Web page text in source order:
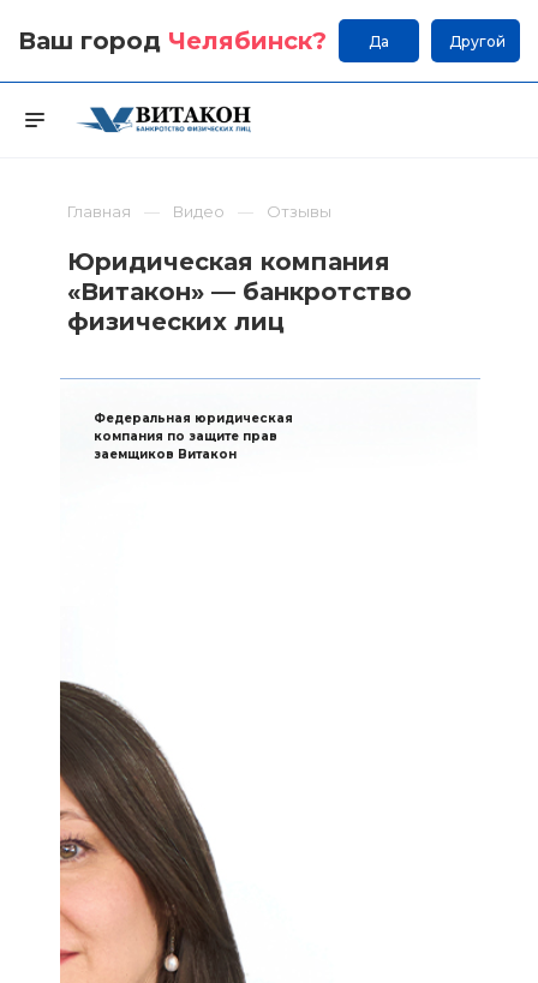
Ваш город Челябинск? Да Другой
Главная Видео Отзывы
Юридическая компания
«Витакон» — банкротство
физических лиц
Федеральная юридическая
компания по защите прав
заемщиков Витакон